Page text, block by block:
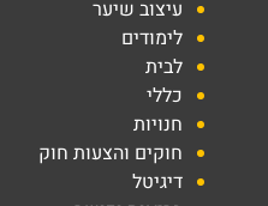
עיצוב שיער
לימודים
לבית
כללי
חנויות
חוקים והצעות חוק
דיגיטל